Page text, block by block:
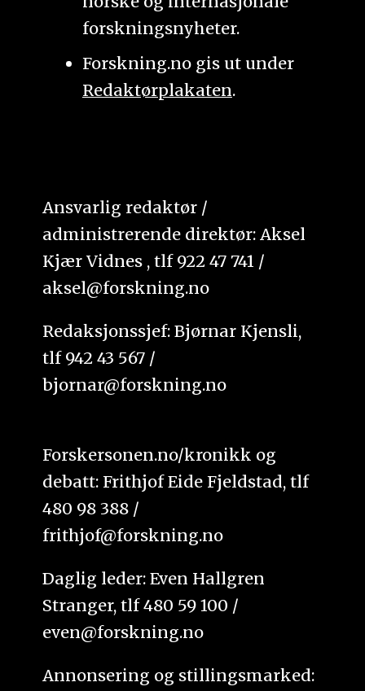
forskningsnyheter.
Forskning.no gis ut under
Redaktørplakaten.
Ansvarlig redaktør /
administrerende direktør: Aksel
Kjær Vidnes , tlf 922 47 741 /
aksel@forskning.no
Redaksjonssjef: Bjørnar Kjensli,
tlf 942 43 567 /
bjornar@forskning.no
Forskersonen.no/kronikk og
debatt: Frithjof Eide Fjeldstad, tlf
480 98 388 /
frithjof@forskning.no
Daglig leder: Even Hallgren
Stranger, tlf 480 59 100 /
even@forskning.no
Annonsering og stillingsmarked: